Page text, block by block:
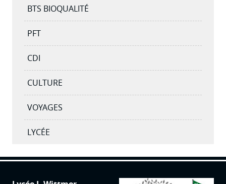
BTS BIOQUALITÉ
PFT
CDI
CULTURE
VOYAGES
LYCÉE